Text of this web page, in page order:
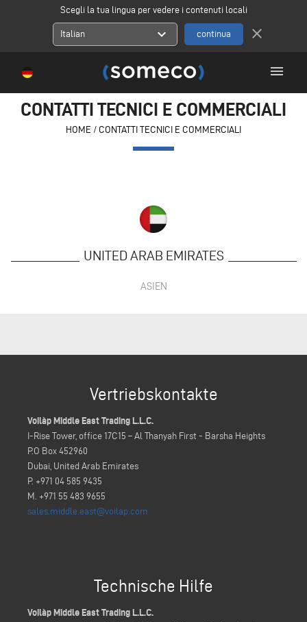
Scegli la tua lingua per vedere i contenuti locali
Italian expand_more close
menu
CONTATTI TECNICI E COMMERCIALI
HOME / CONTATTI TECNICI E COMMERCIALI
UNITED ARAB EMIRATES
ASIEN
Vertriebskontakte
Voilàp Middle East Trading L.L.C.
I-Rise Tower, office 17C15 – Al Thanyah First - Barsha Heights
P.O Box 452960
Dubai, United Arab Emirates
P. +971 04 585 9435
M. +971 55 483 9655
sales.middle.east@voilap.com
Technische Hilfe
Voilàp Middle East Trading L.L.C.